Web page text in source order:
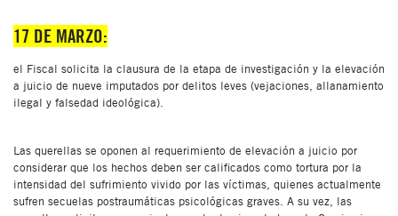
17 DE MARZO:
el Fiscal solicita la clausura de la etapa de investigación y la elevación
a juicio de nueve imputados por delitos leves (vejaciones, allanamiento
ilegal y falsedad ideológica).
Las querellas se oponen al requerimiento de elevación a juicio por
considerar que los hechos deben ser calificados como tortura por la
intensidad del sufrimiento vivido por las víctimas, quienes actualmente
sufren secuelas postraumáticas psicológicas graves. A su vez, las